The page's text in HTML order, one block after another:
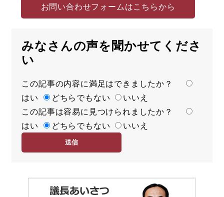
お問い合わせフォームはこちらから
みなさんの声を聞かせてくださ
い
満
足
度
この記事の内容に満足はできましたか？
はい
どちらでもない
いいえ
容
易
この記事は容易に見つけられましたか？
はい
どちらでもない いいえ